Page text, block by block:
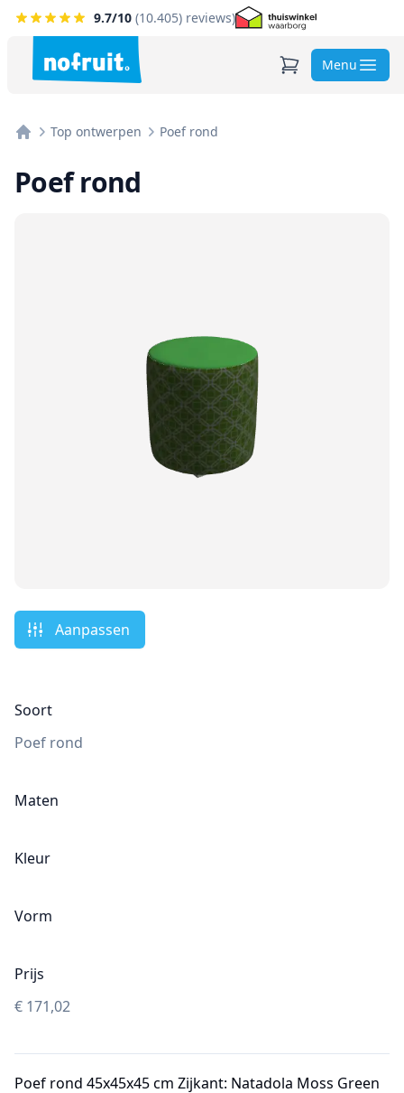
9.7/10 (10.405) reviews)
Menu
Top ontwerpen Poef rond
Poef rond
Aanpassen
Soort
Poef rond
Maten
Kleur
Vorm
Prijs
€ 171,02
Poef rond 45x45x45 cm Zijkant: Natadola Moss Green